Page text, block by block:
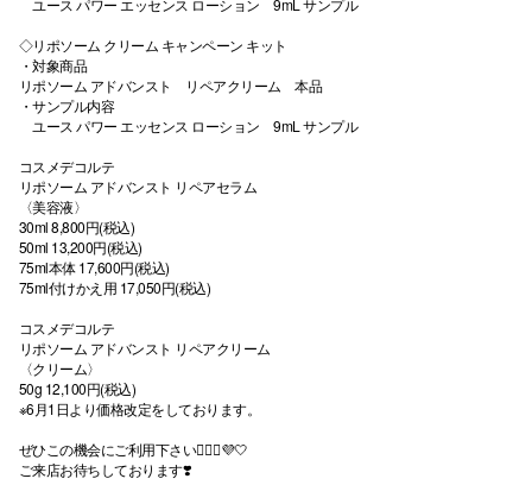
ユース パワー エッセンス ローション 9mL サンプル
◇リポソーム クリーム キャンペーン キット
・対象商品
リポソーム アドバンスト リペアクリーム 本品
・サンプル内容
ユース パワー エッセンス ローション 9mL サンプル
コスメデコルテ
リポソーム アドバンスト リペアセラム
〈美容液〉
30ml 8,800円(税込)
50ml 13,200円(税込)
75ml本体 17,600円(税込)
75ml付けかえ用 17,050円(税込)
コスメデコルテ
リポソーム アドバンスト リペアクリーム
〈クリーム〉
50g 12,100円(税込)
※6月1日より価格改定をしております。
ぜひこの機会にご利用下さい💁🏻‍♀️💜🤍
ご来店お待ちしております❣️